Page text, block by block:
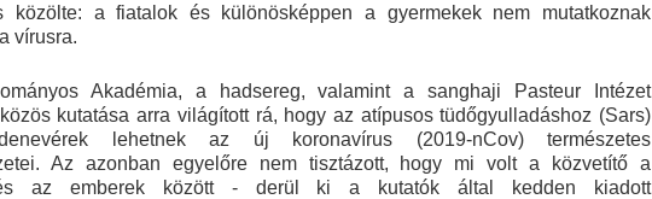
közölte: a fiatalok és különösképpen a gyermekek nem mutatkoznak
vírusra.
Akadémia, a hadsereg, valamint a sanghaji Pasteur Intézet
kutatása arra világított rá, hogy az atípusos tüdőgyulladáshoz (Sars)
lehetnek az új koronavírus (2019-nCov) természetes
Az azonban egyelőre nem tisztázott, hogy mi volt a közvetítő a
az emberek között - derül ki a kutatók által kedden kiadott